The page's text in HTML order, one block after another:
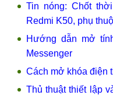
Tin nóng: Chốt
Redmi K50, phụ
Hướng dẫn mở
Messenger
Cách mở khóa điện
Thủ thuật thiết lập